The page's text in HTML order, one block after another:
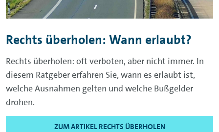
Rechts überholen: Wann erlaubt?
Rechts überholen: oft verboten, aber nicht immer. In
diesem Ratgeber erfahren Sie, wann es erlaubt ist,
welche Ausnahmen gelten und welche Bußgelder
drohen.
ZUM ARTIKEL RECHTS ÜBERHOLEN